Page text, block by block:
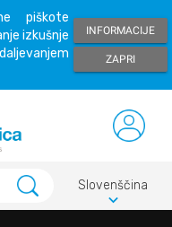
piškote
izkušnje
INFORMACIJE
ZAPRI
Slovenščina
keyboard_arrow_down